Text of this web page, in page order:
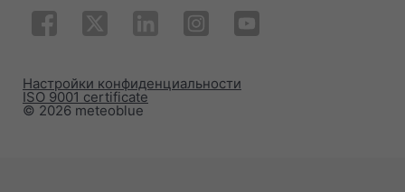
© 2026 meteoblue
ISO 9001 certificate
Настройки конфиденциальности